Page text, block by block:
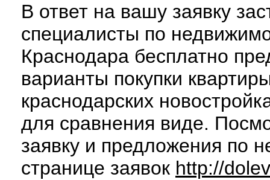
В ответ на вашу заявку
специалисты по
Краснодара бесплатно
варианты покупки
краснодарских
для сравнения виде.
заявку и предложения по
странице заявок http://